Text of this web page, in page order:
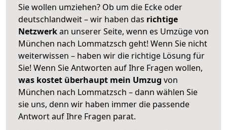
Sie wollen umziehen? Ob um die Ecke oder
deutschlandweit – wir haben das richtige
Netzwerkan unserer Seite, wenn es Umzüge von
München nach Lommatzsch geht! Wenn Sie nicht
weiterwissen – haben wir die richtige Lösung für
Sie! Wenn Sie Antworten auf Ihre Fragen wollen,
was kostet überhaupt mein Umzug von
München nach Lommatzsch – dann wählen Sie
sie uns, denn wir haben immer die passende
Antwort auf Ihre Fragen parat.